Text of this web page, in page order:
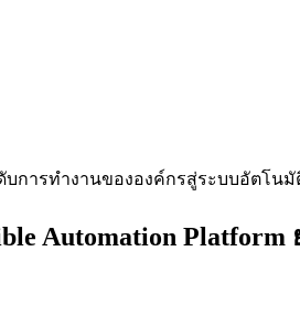
ดับการทำงานขององค์กรสู่ระบบอัตโ
Automation Platform